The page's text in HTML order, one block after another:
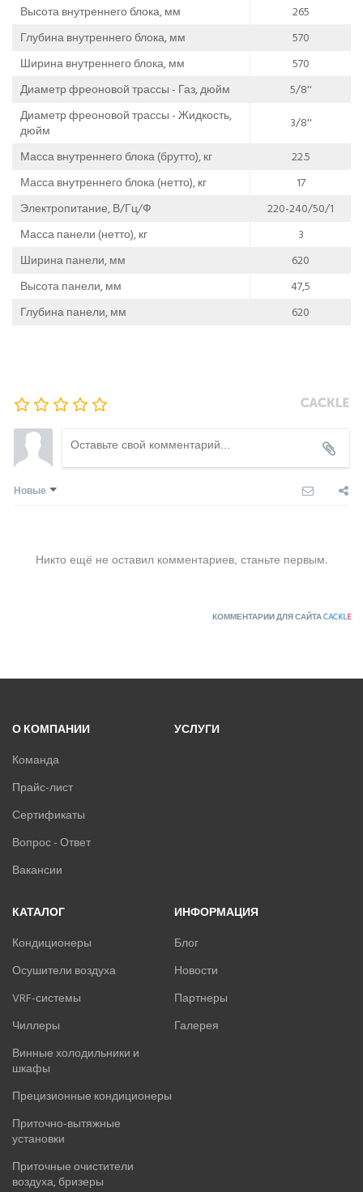
Высота внутреннего блока, мм
265
Глубина внутреннего блока, мм
570
Ширина внутреннего блока, мм
570
Диаметр фреоновой трассы - Газ, дюйм
5/8''
Диаметр фреоновой трассы - Жидкость,
дюйм
3/8''
Масса внутреннего блока (брутто), кг
22.5
Масса внутреннего блока (нетто), кг
17
Электропитание, В/Гц/Ф
220-240/50/1
Масса панели (нетто), кг
3
Ширина панели, мм
620
Высота панели, мм
47,5
Глубина панели, мм
620
Новые
Никто ещё не оставил комментариев, станьте первым.
КОММЕНТАРИИ ДЛЯ САЙТАCACKLE
О КОМПАНИИ
Команда
Прайс-лист
Сертификаты
Вопрос - Ответ
Вакансии
УСЛУГИ
КАТАЛОГ
Кондиционеры
Осушители воздуха
VRF-системы
Чиллеры
Винные холодильники и
шкафы
Прецизионные кондиционеры
Приточно-вытяжные
установки
Приточные очистители
воздуха, бризеры
ИНФОРМАЦИЯ
Блог
Новости
Партнеры
Галерея